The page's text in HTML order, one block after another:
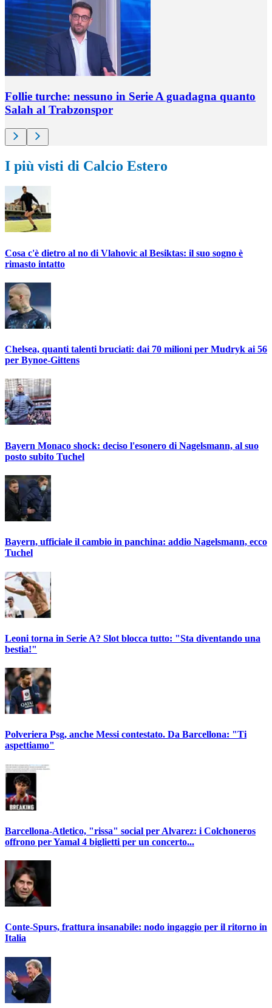
Follie turche: nessuno in Serie A guadagna quanto
Salah al Trabzonspor
I più visti di Calcio Estero
Cosa c'è dietro al no di Vlahovic al Besiktas: il suo sogno è
rimasto intatto
Chelsea, quanti talenti bruciati: dai 70 milioni per Mudryk ai 56
per Bynoe-Gittens
Bayern Monaco shock: deciso l'esonero di Nagelsmann, al suo
posto subito Tuchel
Bayern, ufficiale il cambio in panchina: addio Nagelsmann, ecco
Tuchel
Leoni torna in Serie A? Slot blocca tutto: "Sta diventando una
bestia!"
Polveriera Psg, anche Messi contestato. Da Barcellona: "Ti
aspettiamo"
Barcellona-Atletico, "rissa" social per Alvarez: i Colchoneros
offrono per Yamal 4 biglietti per un concerto...
Conte-Spurs, frattura insanabile: nodo ingaggio per il ritorno in
Italia